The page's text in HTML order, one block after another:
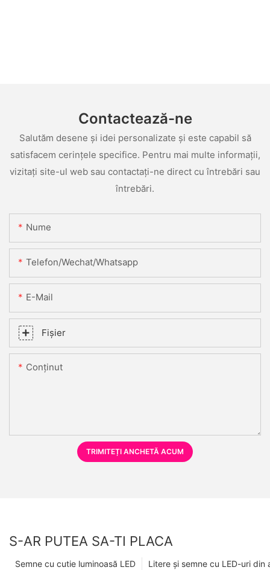
Contactează-ne
Salutăm desene și idei personalizate și este capabil să
satisfacem cerințele specifice. Pentru mai multe informații,
vizitați site-ul web sau contactați-ne direct cu întrebări sau
întrebări.
Nume
Telefon/Wechat/Whatsapp
E-Mail
Fişier
Conţinut
TRIMITEȚI ANCHETĂ ACUM
S-AR PUTEA SA-TI PLACA
Litere și semne cu LED-uri din
Semne cu cutie luminoasă LED